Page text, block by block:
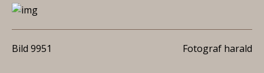
Bild 9951 Fotograf harald